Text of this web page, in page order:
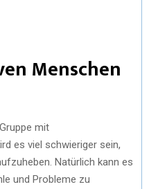
Menschen
mit
es viel schwieriger sein,
Natürlich kann es
und Probleme zu